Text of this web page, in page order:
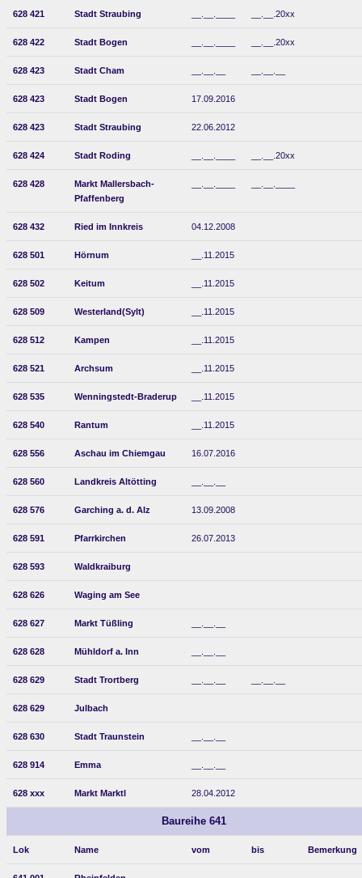
628 421 Stadt Straubing __.__.20xx
628 422 Stadt Bogen __.__.20xx
628 423 Stadt Cham
628 423 Stadt Bogen 17.09.2016
628 423 Stadt Straubing 22.06.2012
628 424 Stadt Roding __.__.20xx
628 428
Markt Mallersbach-
Pfaffenberg
628 432 Ried im Innkreis 04.12.2008
628 501 Hörnum __.11.2015
628 502 Keitum __.11.2015
628 509 Westerland(Sylt) __.11.2015
628 512 Kampen __.11.2015
628 521 Archsum __.11.2015
628 535 Wenningstedt-Braderup __.11.2015
628 540 Rantum __.11.2015
628 556 Aschau im Chiemgau 16.07.2016
628 560 Landkreis Altötting
628 576 Garching a. d. Alz 13.09.2008
628 591 Pfarrkirchen 26.07.2013
628 593 Waldkraiburg
628 626 Waging am See
628 627 Markt Tüßling
628 628 Mühldorf a. Inn
628 629 Stadt Trortberg
628 629 Julbach
628 630 Stadt Traunstein
628 914 Emma
628 xxx Markt Marktl 28.04.2012
Baureihe 641
Lok Name vom bis Bemerkung